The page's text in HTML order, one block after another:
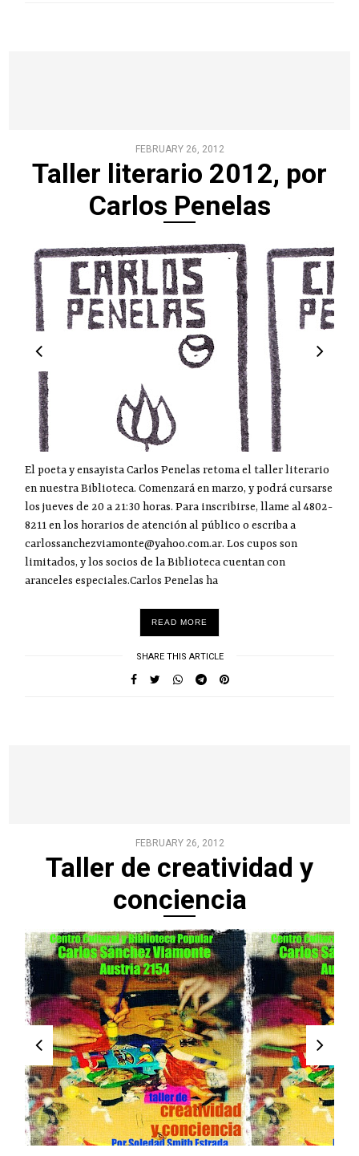
FEBRUARY 26, 2012
Taller literario 2012, por
Carlos Penelas
El poeta y ensayista Carlos Penelas retoma el taller literario
en nuestra Biblioteca. Comenzará en marzo, y podrá cursarse
los jueves de 20 a 21:30 horas. Para inscribirse, llame al 4802-
8211 en los horarios de atención al público o escriba a
carlossanchezviamonte@yahoo.com.ar. Los cupos son
limitados, y los socios de la Biblioteca cuentan con
aranceles especiales.Carlos Penelas ha
READ MORE
SHARE THIS ARTICLE
FEBRUARY 26, 2012
Taller de creatividad y
conciencia